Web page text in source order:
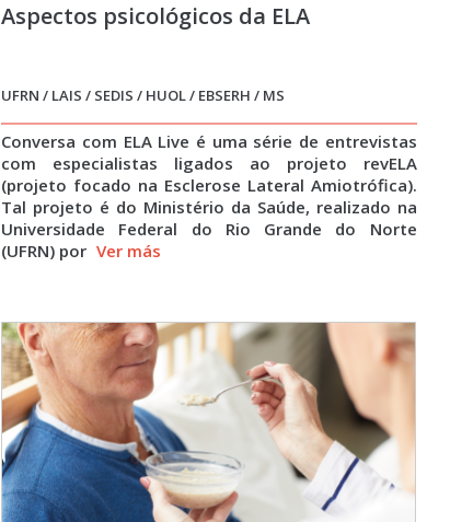
Aspectos psicológicos da ELA
UFRN / LAIS / SEDIS / HUOL / EBSERH / MS
Conversa com ELA Live é uma série de entrevistas
com especialistas ligados ao projeto revELA
(projeto focado na Esclerose Lateral Amiotrófica).
Tal projeto é do Ministério da Saúde, realizado na
Universidade Federal do Rio Grande do Norte
(UFRN) por Ver más